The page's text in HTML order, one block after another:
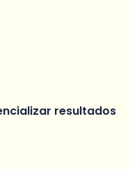
resultados